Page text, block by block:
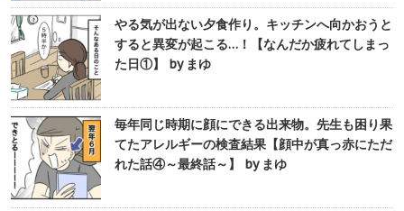
やる気が出ない夕食作り。キッチンへ向かおうと
すると異変が起こる…！【なんだか疲れてしまっ
た日①】 by まゆ
毎年同じ時期に顔にできる出来物。先生も困り果
てたアレルギーの検査結果【顔中が真っ赤にただ
れた話④～最終話～】 by まゆ